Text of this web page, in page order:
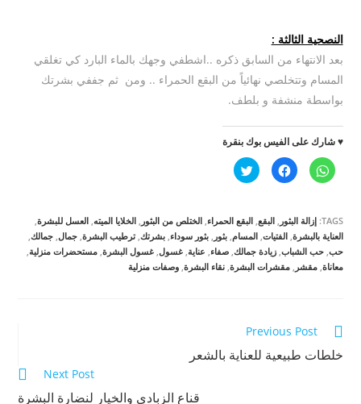
النصحية الثالثة :
بعد الانتهاء من السابق ذكره ..اشطفي وجهك بالماء البارد كي تغلقي
المسام وتتخلصي نهائياً من البقع الحمراء .. ومن ثم جففي بشرتك
بواسطة منشفة و بلطف.
♥ شارك على الفيس بوك بنقرة
ا
ن
م
ش
ا
ر
ك
ة
a
A
ا
ن
ل
م
ش
ا
ر
ك
ة
س
ك
ا
ض
م
ش
ر
ك
ة
ر
(
TAGS: إزالة البثور , البقع, البقع الحمراء, الختلص من البثور , الخلايا الميته, العسل للبشرة,
العناية بالبشرة, الفتيات, المسام, بثور , بثور سوداء, بشرتك, ترطيب البشرة, جمال, جمالك,
حب, حب الشباب, زيادة جمالك, صفاء, عناية, غسول, غسول البشرة, مستحضرات منزلية,
معاناة, مقشر , مقشرات البشرة, نقاء البشرة, وصفات منزلية
Read
more
Previous Post
خلطات طبيعية للعناية بالشعر
Next Post
قناع الزبادي والخيار لنضارة البشرة